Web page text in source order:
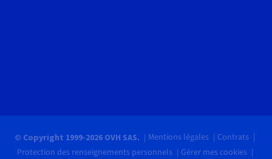
© Copyright 1999-2026 OVH SAS. Mentions légales
Contrats
Protection des renseignements personnels
Gérer mes cookies